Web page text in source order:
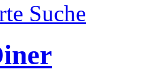
Suche